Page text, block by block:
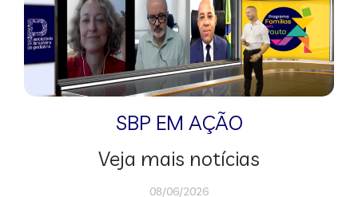
SBP EM AÇÃO
Veja mais notícias
08/06/2026